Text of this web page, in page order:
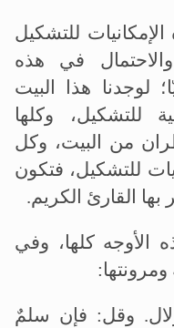
الإمكانيات للتشكيل
في هذه
لوجدنا هذا البيت
وكلها
من البيت، وكل
للتشكيل، فتكون
الأوجه كلها، وفي
وقل: فإن سلمٌ